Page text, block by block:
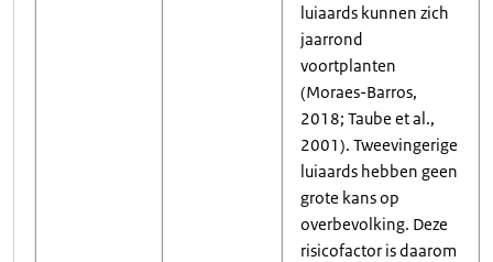
luiaards kunnen zich
jaarrond
voortplanten
(Moraes-Barros,
2018; Taube et al.,
2001). Tweevingerige
luiaards hebben geen
grote kans op
overbevolking. Deze
risicofactor is daarom